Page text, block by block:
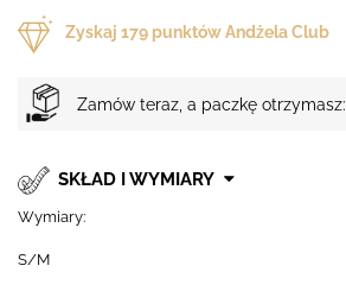
Zyskaj 179 punktów Andżela Club
Zamów teraz, a paczkę otrzymasz:
SKŁAD I WYMIARY
Wymiary:
S/M